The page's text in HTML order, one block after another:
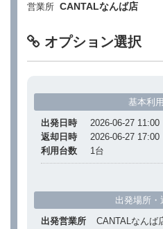
営業所 CANTALなんば店
オプション選択
基本利
出発日時
2026-06-27 11:00
返却日時
2026-06-27 17:00
利用台数
1台
出発場所・
出発営業所
CANTALなんば